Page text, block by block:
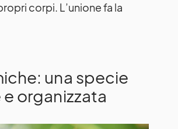
corpi. L’unione fa la
una specie
organizzata